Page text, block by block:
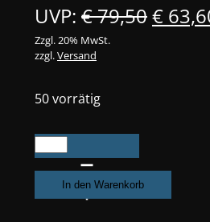
UVP: €79,50€
Zzgl. 20% MwSt.
zzgl.Versand
50 vorrätig
500X
Exzenter
Schleifpapier
/
In den Warenkorb